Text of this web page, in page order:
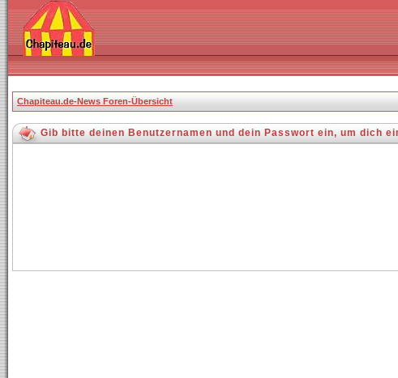
Chapiteau.de-News Foren-Übersicht
Gib bitte deinen Benutzernamen und dein Passwort ein, um dich